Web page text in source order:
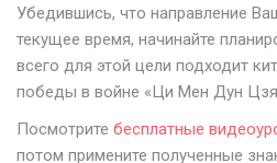
Убедившись, что направление
текущее время, начинайте
всего для этой цели подходит
победы в войне «Ци Мен Дун
Посмотрите бесплатные
потом примените полученные